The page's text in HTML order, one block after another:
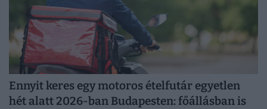
Ennyit keres egy motoros ételfutár egyetlen
hét alatt 2026-ban Budapesten: főállásban is